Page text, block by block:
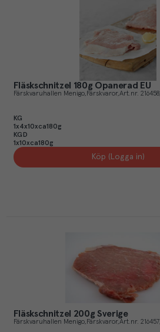
Fläskschnitzel 180g Opanerad EU
Färskvaruhallen Menigo Färskvaror Art.nr. 216458
KG
1x4x10xca180g
KGD
1x10xca180g
Köp (Logga in)
Fläskschnitzel 200g Sverige
Färskvaruhallen Menigo Färskvaror Art.nr. 216457